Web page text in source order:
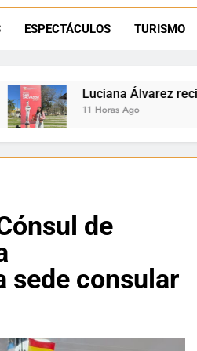
prepara una gran
ESPECTÁCULOS TURISMO
recibió el Premio San
de
sede consular